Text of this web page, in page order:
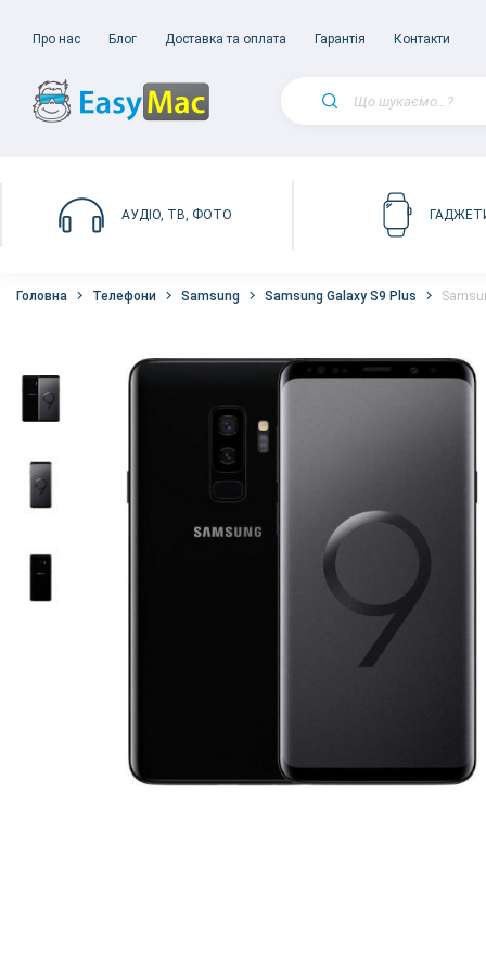
Про нас Блог Доставка та оплата Гарантія Контакти
АУДІО, ТВ, ФОТО
Головна Телефони Samsung Samsung Galaxy S9 Plus